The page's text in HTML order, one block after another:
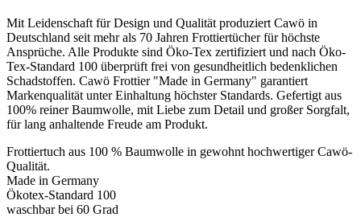
Mit Leidenschaft für Design und Qualität produziert Cawö in
Deutschland seit mehr als 70 Jahren Frottiertücher für höchste
Ansprüche. Alle Produkte sind Öko-Tex zertifiziert und nach Öko-
Tex-Standard 100 überprüft frei von gesundheitlich bedenklichen
Schadstoffen. Cawö Frottier "Made in Germany" garantiert
Markenqualität unter Einhaltung höchster Standards. Gefertigt aus
100% reiner Baumwolle, mit Liebe zum Detail und großer Sorgfalt,
für lang anhaltende Freude am Produkt.
Frottiertuch aus 100 % Baumwolle in gewohnt hochwertiger Cawö-
Qualität.
Made in Germany
Ökotex-Standard 100
waschbar bei 60 Grad